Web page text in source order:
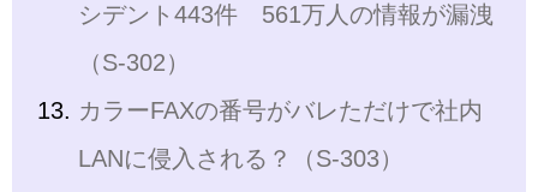
シデント443件 561万人の情報が漏洩
（S-302）
カラーFAXの番号がバレただけで社内
LANに侵入される？（S-303）